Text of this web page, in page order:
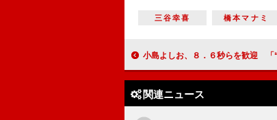
三谷幸喜 橋本マナミ
小島よしお、８．６秒らを歓迎 「“一発屋会”を
関連ニュース